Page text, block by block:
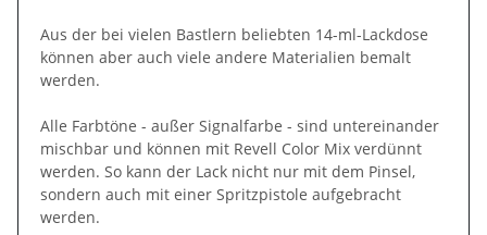
Aus der bei vielen Bastlern beliebten 14-ml-Lackdose
können aber auch viele andere Materialien bemalt
werden.
Alle Farbtöne - außer Signalfarbe - sind untereinander
mischbar und können mit Revell Color Mix verdünnt
werden. So kann der Lack nicht nur mit dem Pinsel,
sondern auch mit einer Spritzpistole aufgebracht
werden.